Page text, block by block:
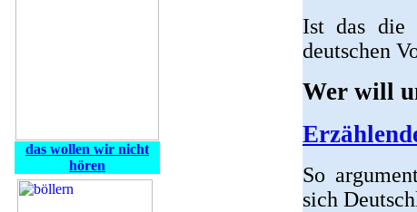
das wollen wir nicht
hören
Ist das die
deutschen
Wer will
So
sich